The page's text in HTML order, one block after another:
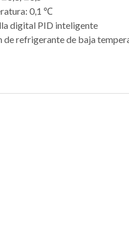
0,1 ℃
digital PID inteligente
de refrigerante de baja